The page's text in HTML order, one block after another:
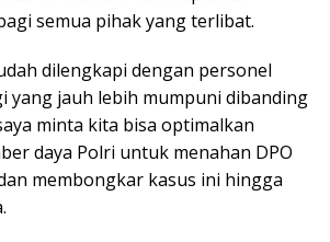
semua pihak yang terlibat.
dilengkapi dengan personel
yang jauh lebih mumpuni dibanding
minta kita bisa optimalkan
daya Polri untuk menahan DPO
membongkar kasus ini hingga